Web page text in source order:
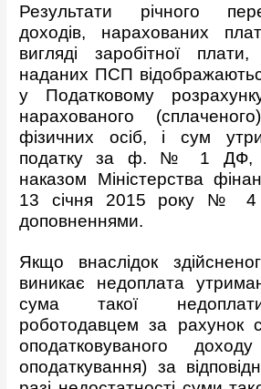
Результати річного
доходів, нарахованих
вигляді заробітної
наданих ПСП
у Податковому
нарахованого
фізичних осіб, і сум
податку за ф. № 1 ДФ,
наказом Міністерства
13 січня 2015 року № 4
доповненнями.
Якщо внаслідок
виникає недоплата
сума такої
роботодавцем за рахунок
оподатковуваного
оподаткування) за